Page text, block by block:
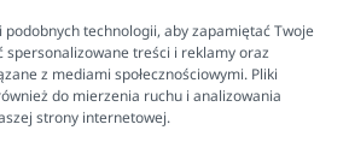
pytania
podobnych technologii, aby zapamiętać Twoje
spersonalizowane treści i reklamy oraz
z mediami społecznościowymi. Pliki
do mierzenia ruchu i analizowania
strony internetowej.